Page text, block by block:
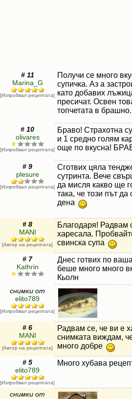
# 11
Marina_G
[Изпробвал рецептата]
Получи се много
супичка. Аз а
като добавих
пресичат. Освен
топчетата в брашно.
# 10
olivares
[Изпробвал рецептата]
Браво! Страхотна
и 1 средно голям
още по вкусна!
# 9
plesure
[Изпробвал рецептата]
Сготвих цяла
сутринта. Вече
да мисля какво ще
така, че този път да
дена
# 8
MANI
[Автор на рецептата]
Благодаря! Радвам
харесала.
свинска супа
# 7
Kathrin
Днес готвих по
беше много много
Кьолн
снимки от
elito789
[Изпробвал рецептата]
# 6
MANI
[Автор на рецептата]
Радвам се, че ви е
снимката виждам,
много добре
# 5
elito789
[Изпробвал рецептата]
Много хубава
снимки от